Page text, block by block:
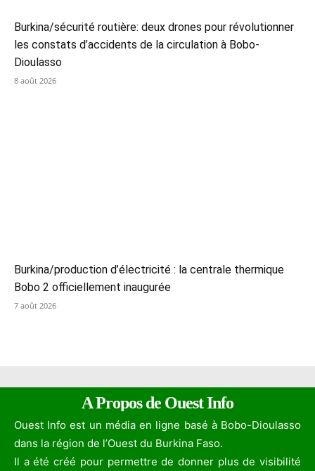
Burkina/sécurité routière: deux drones pour révolutionner
les constats d’accidents de la circulation à Bobo-
Dioulasso
8 août 2026
Burkina/production d’électricité : la centrale thermique
Bobo 2 officiellement inaugurée
7 août 2026
A Propos de Ouest Info
Ouest Info est un média en ligne basé à Bobo-Dioulasso
dans la région de l’Ouest du Burkina Faso.
Il a été créé pour permettre de donner plus de visibilité